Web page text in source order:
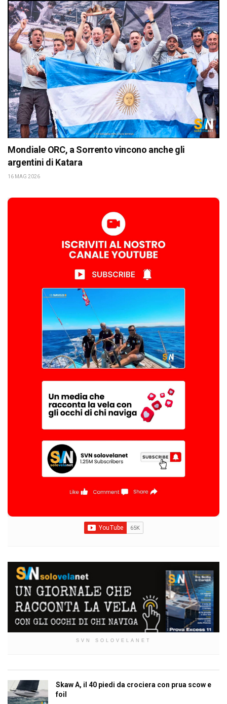
Mondiale ORC, a Sorrento vincono anche gli
argentini di Katara
16 MAG 2026
SVN SOLOVELANET
Skaw A, il 40 piedi da crociera con prua scow e
foil